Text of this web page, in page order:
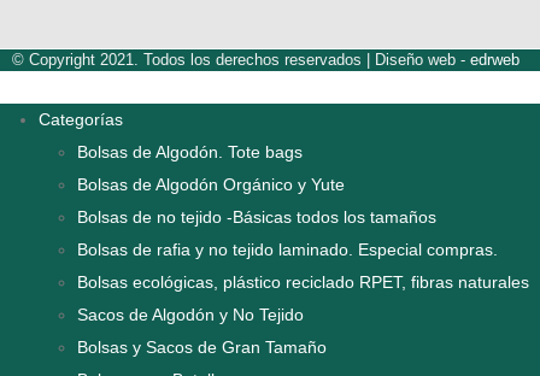
© Copyright 2021. Todos los derechos reservados | Diseño web - edrweb
Categorías
Bolsas de Algodón. Tote bags
Bolsas de Algodón Orgánico y Yute
Bolsas de no tejido -Básicas todos los tamaños
Bolsas de rafia y no tejido laminado. Especial compras.
Bolsas ecológicas, plástico reciclado RPET, fibras naturales
Sacos de Algodón y No Tejido
Bolsas y Sacos de Gran Tamaño